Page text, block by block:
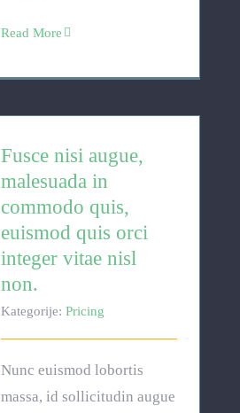
Read More
Fusce nisi augue,
malesuada in
commodo quis,
euismod quis orci
integer vitae nisl
non.
Kategorije:Pricing
Nunc euismod lobortis
massa, id sollicitudin augue